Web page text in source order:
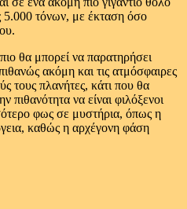
5.000 τόνων, με έκταση όσο
θα μπορεί να παρατηρήσει
ακόμη και τις ατμόσφαιρες
τους πλανήτες, κάτι που θα
πιθανότητα να είναι φιλόξενοι
φως σε μυστήρια, όπως η
καθώς η αρχέγονη φάση